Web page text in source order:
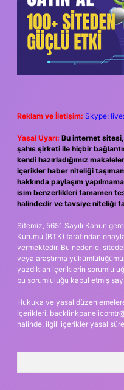
Reklam ve İletişim: Skype:
Yasal Uyarı: Bu internet
şahıs şirketi ile hiçbir
kendi hazırladığımız
içerikler haber niteliği
hakkında paylaşım
isim benzerlikleri tamamen
halindedir ve tavsiye niteliği
Sitemiz, 5651 Sayılı Kanun
Kurumu (BTK) tarafından
vermektedir. Bu nedenle,
veya araştırma
yazdıkları içeriklerin
bu sorumluluğu kabul etmiş
Hukuka ve yasal
içerikleri,
halinde, ilgili içerikler yasal